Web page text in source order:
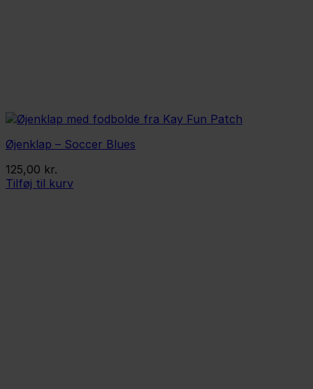
Øjenklap – Soccer Blues
125,00 kr.
Tilføj til kurv